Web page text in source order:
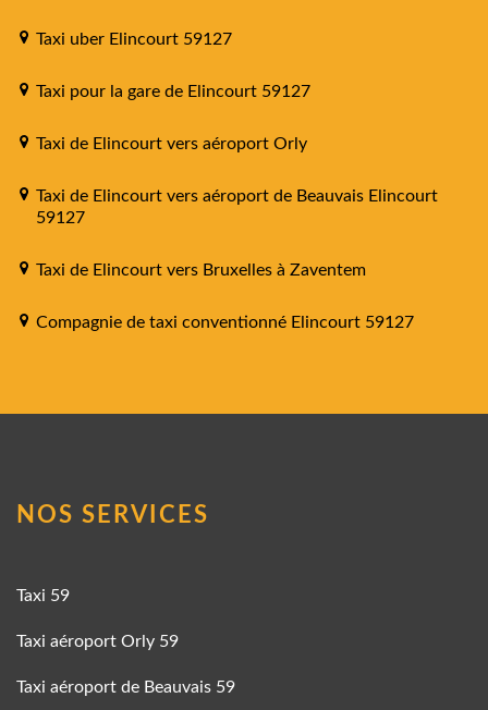
Taxi uber Elincourt 59127
Taxi pour la gare de Elincourt 59127
Taxi de Elincourt vers aéroport Orly
Taxi de Elincourt vers aéroport de Beauvais Elincourt
59127
Taxi de Elincourt vers Bruxelles à Zaventem
Compagnie de taxi conventionné Elincourt 59127
NOS SERVICES
Taxi 59
Taxi aéroport Orly 59
Taxi aéroport de Beauvais 59